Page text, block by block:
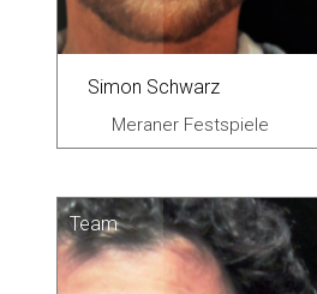
Simon Schwarz
Meraner Festspiele
Team